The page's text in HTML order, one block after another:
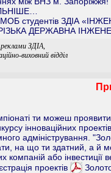
студентів ЗДІА
ДЕРЖАВНА
ЗДІА,
виховний відділ
ти можеш
інноваційних
адміністрування.
на що ти здатний, а й
компаній або інвестиції
проектів